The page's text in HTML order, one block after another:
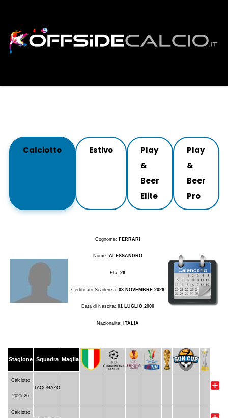
Calciotto Estivo
Play
&
Beer
Elite
Play
&
Beer
Pro
Cognome: FERRARI
Nome: ALESSANDRO
Eta: 26
Certificato Scadenza: 03 NOVEMBRE 2026
Data di Nascita: 01 LUGLIO 2000
Nazionalita: ITALIA
Stagione Squadra Maglia
Calciotto
2025-26
TACONAZO
Calciotto